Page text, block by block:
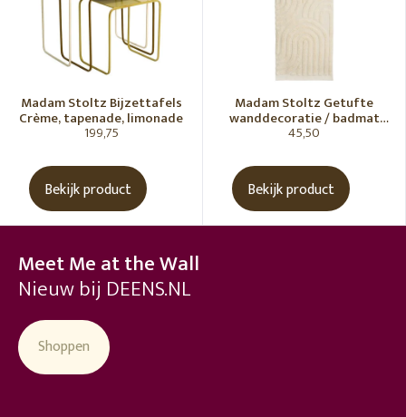
Madam Stoltz Bijzettafels
Crème, tapenade, limonade
199,75
Bekijk product
Madam Stoltz Getufte
wanddecoratie / badmat
Vanille
45,50
Bekijk product
Meet Me at the Wall
Nieuw bij DEENS.NL
Shoppen